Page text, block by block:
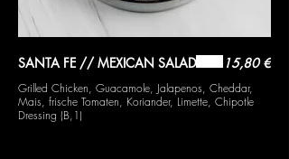
SANTA FE // MEXICAN SALAD
Grilled Chicken, Guacamole, Jalapenos, Cheddar,
Mais, frische Tomaten, Koriander, Limette, Chipotle
Dressing (B,1)
15,80 €